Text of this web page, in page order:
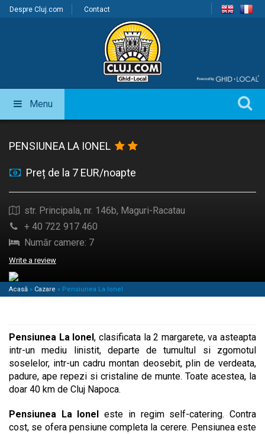
Despre Cluj.com Contact
Menu
PENSIUNEA LA IONEL
Preț de la 7 EUR/noapte
str. Principala, nr. 146b, Maguri-Racatau
+ 40 722 917 460
Număr camere: 7
Write a review
Acasă » Cazare » Pensiunea La Ionel
Pensiunea La Ionel, clasificata la 2 margarete, va asteapta
intr-un mediu linistit, departe de tumultul si zgomotul
soselelor, intr-un cadru montan deosebit, plin de verdeata,
padure, ape repezi si cristaline de munte. Toate acestea, la
doar 40 km de Cluj Napoca.
Pensiunea La Ionel
este in regim self-catering. Contra
cost, se ofera pensiune completa la cerere. Pensiunea este